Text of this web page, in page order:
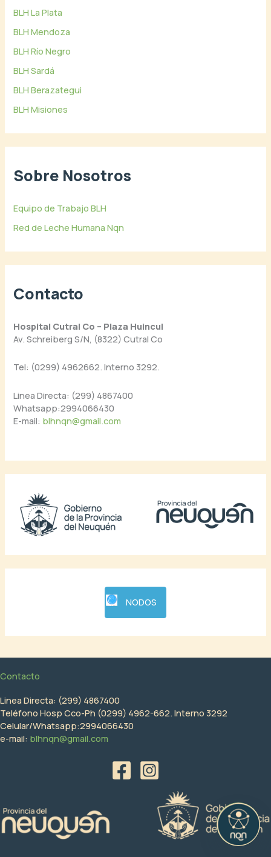
BLH La Plata
BLH Mendoza
BLH Río Negro
BLH Sardá
BLH Berazategui
BLH Misiones
Sobre Nosotros
Equipo de Trabajo BLH
Red de Leche Humana Nqn
Contacto
Hospital Cutral Co – Plaza Huincul
Av. Schreiberg S/N, (8322) Cutral Co
Tel: (0299) 4962662. Interno 3292.
Linea Directa: (299) 4867400
Whatsapp:2994066430
E-mail: blhnqn@gmail.com
NODOS
Contacto
Linea Directa: (299) 4867400
Teléfono Hosp Cco-Ph (0299) 4962-662. Interno 3292
Celular/Whatsapp:2994066430
e-mail: blhnqn@gmail.com